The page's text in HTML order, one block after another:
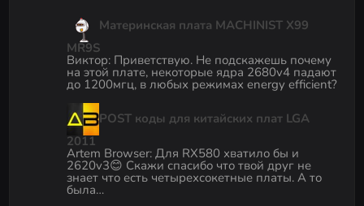
Материнская плата MACHINIST X99
MR9S
Виктор: Приветствую. Не подскажешь почему
на этой плате, некоторые ядра 2680v4 падают
до 1200мгц, в любых режимах energy efficient?
POST коды для китайских плат LGA
2011
Artem Browser:Для RX580 хватило бы и
2620v3😊 Скажи спасибо что твой друг не
знает что есть четырехсокетные платы. А то
была…